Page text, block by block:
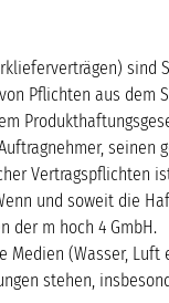
Pflichten aus
Vertragspflichten
und soweit die
der m hoch 4 GmbH.
(Wasser,
stehen,